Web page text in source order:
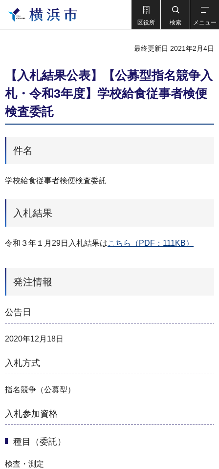
区役所 検索 メニュー
最終更新日 2021年2月4日
【入札結果公表】【公募型指名競争入
札・令和3年度】学校給食従事者検便
検査委託
件名
学校給食従事者検便検査委託
入札結果
令和３年１月29日入札結果はこちら（PDF：111KB）
発注情報
公告日
2020年12月18日
入札方式
指名競争（公募型）
入札参加資格
種目（委託）
検査・測定